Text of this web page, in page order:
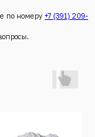
по номеру +7 (391) 209-